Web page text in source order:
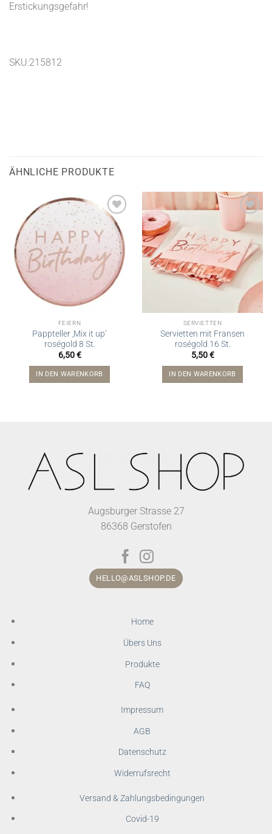
Erstickungsgefahr!
SKU:215812
ÄHNLICHE PRODUKTE
FEIERN
Pappteller ‚Mix it up‘
roségold 8 St.
6,50€
IN DEN WARENKORB
SERVIETTEN
Servietten mit Fransen
roségold 16 St.
5,50€
IN DEN WARENKORB
Augsburger Strasse 27
86368 Gerstofen
HELLO@ASLSHOP.DE
Home
Übers Uns
Produkte
FAQ
Impressum
AGB
Datenschutz
Widerrufsrecht
Versand & Zahlungsbedingungen
Covid-19